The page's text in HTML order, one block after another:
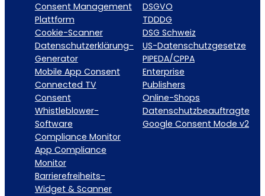
Consent Management
Plattform
Cookie-Scanner
Datenschutzerklärung-
Generator
Mobile App Consent
Connected TV
Consent
Whistleblower-
Software
Compliance Monitor
App Compliance
Monitor
Barrierefreiheits-
Widget & Scanner
DSGVO
TDDDG
DSG Schweiz
US-Datenschutzgesetze
PIPEDA/CPPA
Enterprise
Publishers
Online-Shops
Datenschutzbeauftragte
Google Consent Mode v2